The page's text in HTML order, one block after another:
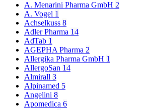
A. Menarini Pharma GmbH 2
A. Vogel 1
Achselkuss 8
Adler Pharma 14
AdTab 1
AGEPHA Pharma 2
Allergika Pharma GmbH 1
AllergoSan 14
Almirall 3
Alpinamed 5
Angelini 8
Apomedica 6